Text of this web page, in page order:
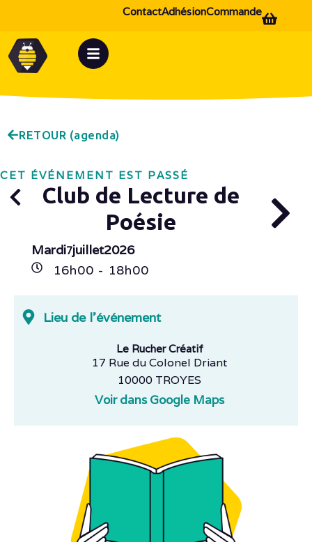
Commande
Adhésion
Contact
RETOUR (agenda)
CET ÉVÉNEMENT EST PASSÉ
Club de Lecture de
Poésie
Mardi7juillet2026
16h00 - 18h00
Lieu de l'événement
Le Rucher Créatif
17 Rue du Colonel Driant
10000 TROYES
Voir dans Google Maps